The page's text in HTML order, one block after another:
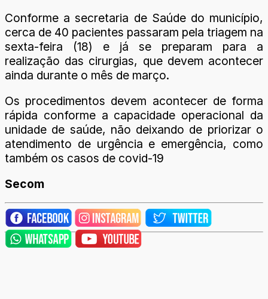
Conforme a secretaria de Saúde do município,
cerca de 40 pacientes passaram pela triagem na
sexta-feira (18) e já se preparam para a
realização das cirurgias, que devem acontecer
ainda durante o mês de março.
Os procedimentos devem acontecer de forma
rápida conforme a capacidade operacional da
unidade de saúde, não deixando de priorizar o
atendimento de urgência e emergência, como
também os casos de covid-19
Secom